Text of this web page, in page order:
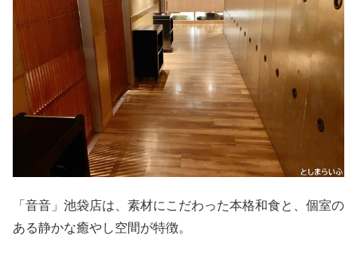
「音音」池袋店は、素材にこだわった本格和食と、個室の
ある静かな癒やし空間が特徴。